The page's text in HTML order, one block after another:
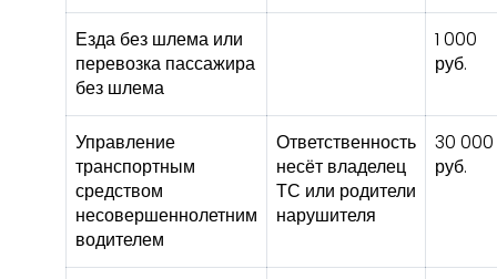
Езда без шлема или
перевозка пассажира
без шлема
1 000
руб.
Управление
транспортным
средством
несовершеннолетним
водителем
Ответственность
несёт владелец
ТС или родители
нарушителя
30 000
руб.